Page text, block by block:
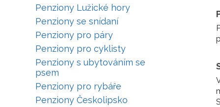
Penziony Lužické hory
Penziony se snídaní
Penziony pro páry
Penziony pro cyklisty
Penziony s ubytováním se
psem
Penziony pro rybáře
Penziony Českolipsko